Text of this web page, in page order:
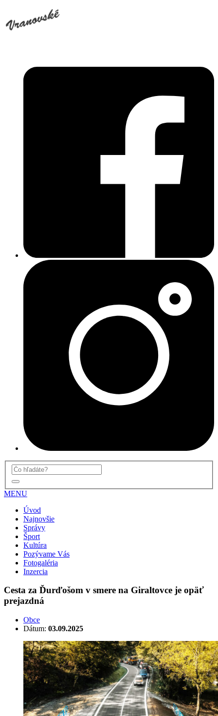
MENU
Úvod
Najnovšie
Správy
Šport
Kultúra
Pozývame Vás
Fotogaléria
Inzercia
Cesta za Ďurďošom v smere na Giraltovce je opäť
prejazdná
Obce
Dátum: 03.09.2025